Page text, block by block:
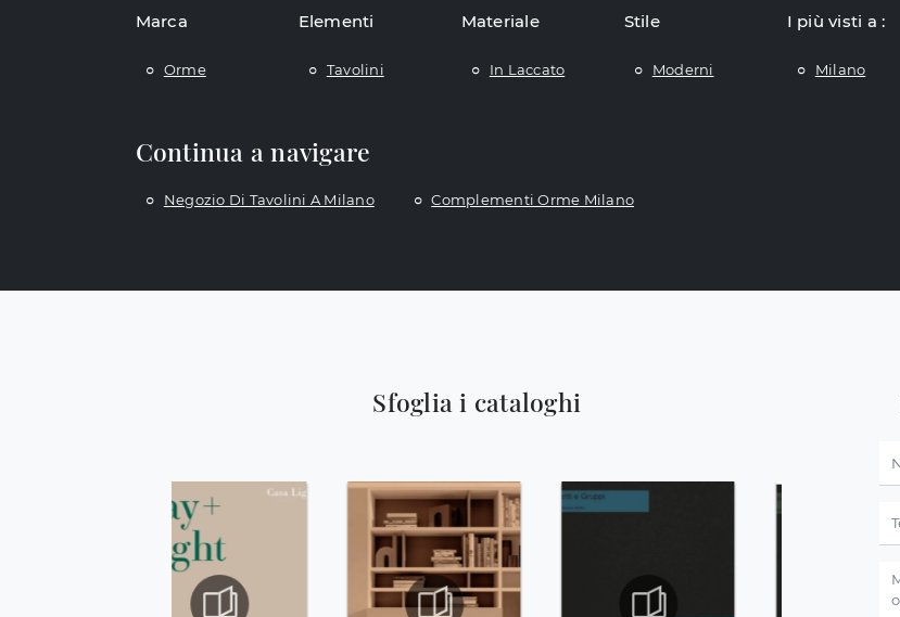
Marca
Orme
Elementi
Tavolini
Materiale
In Laccato
Stile
Moderni
I più visti a :
Milano
Continua a navigare
Negozio Di Tavolini A Milano Complementi Orme Milano
Sfoglia i cataloghi